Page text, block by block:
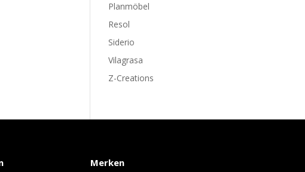
Planmöbel
Resol
Siderio
Vilagrasa
Z-Creations
Merken